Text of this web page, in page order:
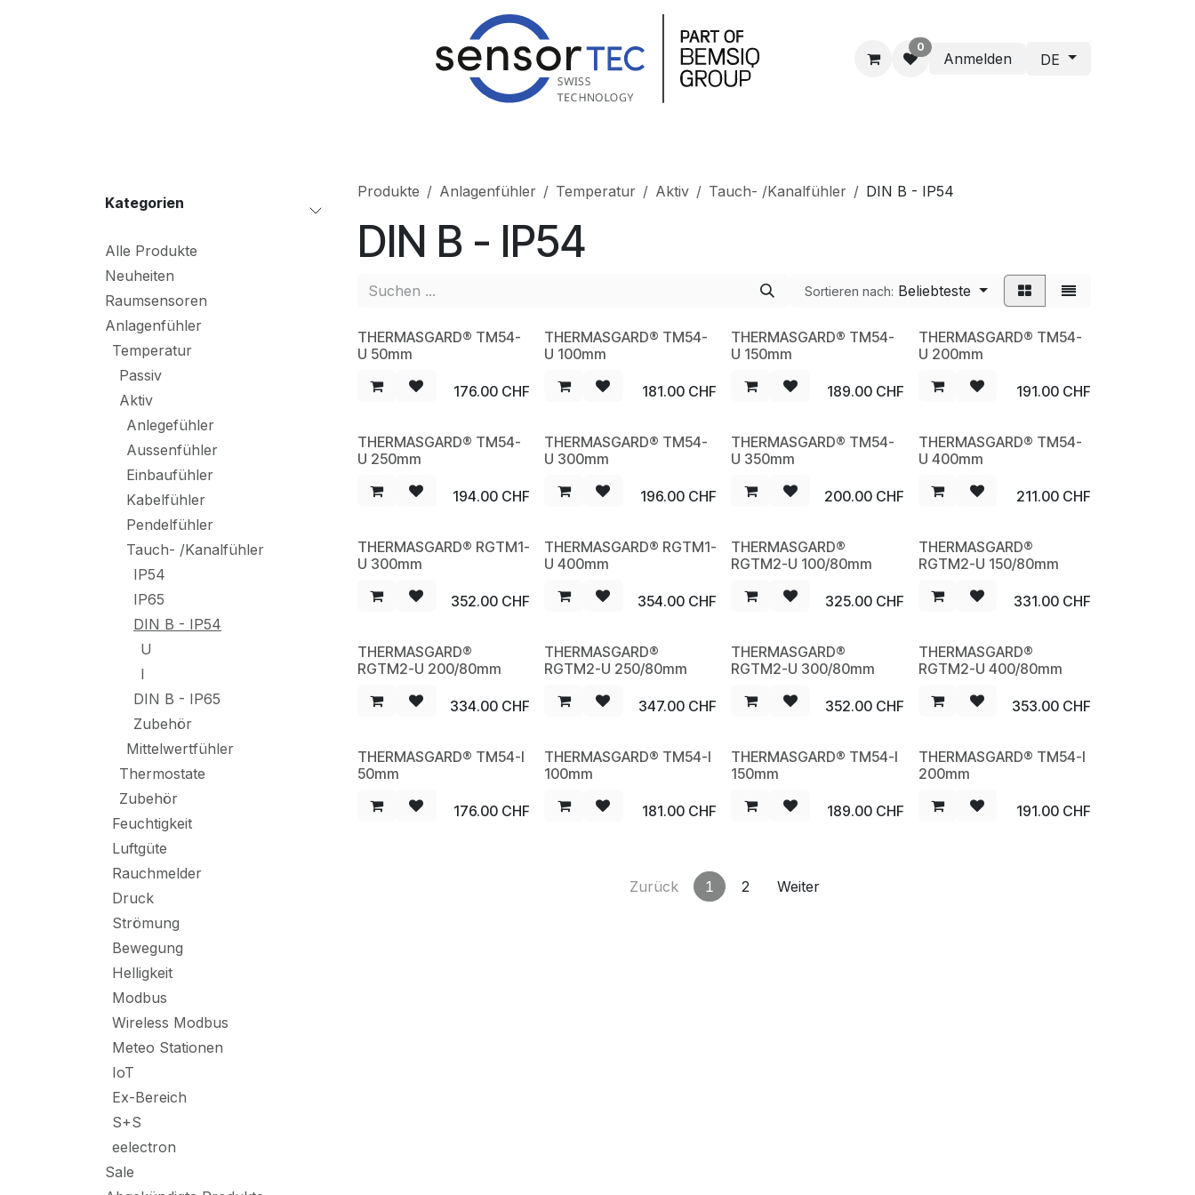
0
Anmelden DE
Kateg​orien
Alle Produkte
Neuheiten
Raumsensoren
Anlagenfühler
Temperatur
Passiv
Aktiv
Anlegefühler
Aussenfühler
Einbaufühler
Kabelfühler
Pendelfühler
Tauch- /Kanalfühler
IP54
IP65
DIN B - IP54
U
I
DIN B - IP65
Zubehör
Mittelwertfühler
Thermostate
Zubehör
Feuchtigkeit
Luftgüte
Rauchmelder
Druck
Strömung
Bewegung
Helligkeit
Modbus
Wireless Modbus
Meteo Stationen
IoT
Ex-Bereich
S+S
eelectron
Sale
Produkte Anlagenfühler Temperatur Aktiv Tauch- /Kanalfühler DIN B - IP54
DIN B - IP54
Sortieren nach: Beliebteste
NEW
THERMASGARD® TM54-
U 50mm
176.00 CHF
NEW
THERMASGARD® TM54-
U 100mm
181.00 CHF
NEW
THERMASGARD® TM54-
U 150mm
189.00CHF
NEW
THERMASGARD® TM54-
U 200mm
191.00CHF
NEW
THERMASGARD® TM54-
U 250mm
194.00 CHF
NEW
THERMASGARD® TM54-
U 300mm
196.00 CHF
NEW
THERMASGARD® TM54-
U 350mm
200.00CHF
NEW
THERMASGARD® TM54-
U 400mm
211.00CHF
NEW
THERMASGARD® RGTM1-
U 300mm
352.00 CHF
NEW
THERMASGARD® RGTM1-
U 400mm
354.00 CHF
NEW
THERMASGARD®
RGTM2-U 100/80mm
325.00CHF
NEW
THERMASGARD®
RGTM2-U 150/80mm
331.00CHF
NEW
THERMASGARD®
RGTM2-U 200/80mm
334.00 CHF
NEW
THERMASGARD®
RGTM2-U 250/80mm
347.00 CHF
NEW
THERMASGARD®
RGTM2-U 300/80mm
352.00CHF
NEW
THERMASGARD®
RGTM2-U 400/80mm
353.00CHF
NEW
THERMASGARD® TM54-I
50mm
176.00 CHF
NEW
THERMASGARD® TM54-I
100mm
181.00 CHF
NEW
THERMASGARD® TM54-I
150mm
189.00CHF
NEW
THERMASGARD® TM54-I
200mm
191.00CHF
Zurück 1 2 Weiter